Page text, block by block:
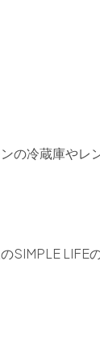
の冷蔵庫やレ
SIMPLE LIFE